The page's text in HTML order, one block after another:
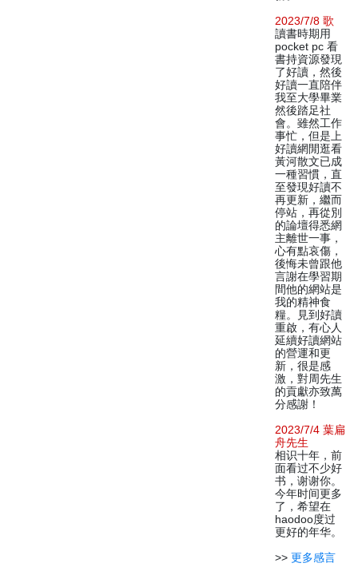
2023/7/8 歌
讀書時期用
pocket pc 看
書持資源發現
了好讀，然後
好讀一直陪伴
我至大學畢業
然後踏足社
會。雖然工作
事忙，但是上
好讀網閒逛看
黃河散文已成
一種習慣，直
至發現好讀不
再更新，繼而
停站，再從別
的論壇得悉網
主離世一事，
心有點哀傷，
後悔未曾跟他
言謝在學習期
間他的網站是
我的精神食
糧。見到好讀
重啟，有心人
延續好讀網站
的營運和更
新，很是感
激，對周先生
的貢獻亦致萬
分感謝！
2023/7/4 葉扁
舟先生
相识十年，前
面看过不少好
书，谢谢你。
今年时间更多
了，希望在
haodoo度过
更好的年华。
>> 更多感言